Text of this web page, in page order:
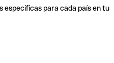
específicas para cada país en tu